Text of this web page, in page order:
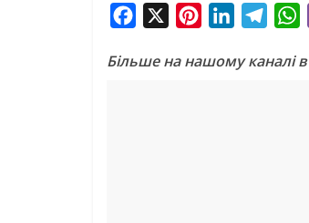
c
n
n
l
a
Більше на нашому каналі в